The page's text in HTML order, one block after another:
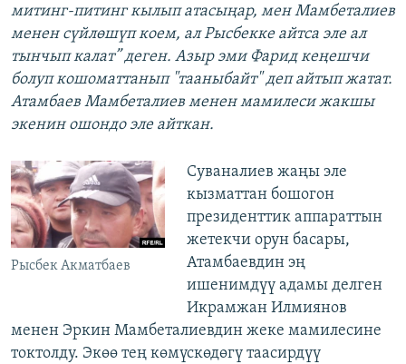
митинг-питинг кылып атасыңар, мен Мамбеталиев
менен сүйлөшүп коем, ал Рысбекке айтса эле ал
тынчып калат” деген. Азыр эми Фарид кеңешчи
болуп кошоматтанып "тааныбайт" деп айтып жатат.
Атамбаев Мамбеталиев менен мамилеси жакшы
экенин ошондо эле айткан.
Рысбек Акматбаев
Суваналиев жаңы эле
кызматтан бошогон
президенттик аппараттын
жетекчи орун басары,
Атамбаевдин эң
ишенимдүү адамы делген
Икрамжан Илмиянов
менен Эркин Мамбеталиевдин жеке мамилесине
токтолду. Экөө тең көмүскөдөгү таасирдүү